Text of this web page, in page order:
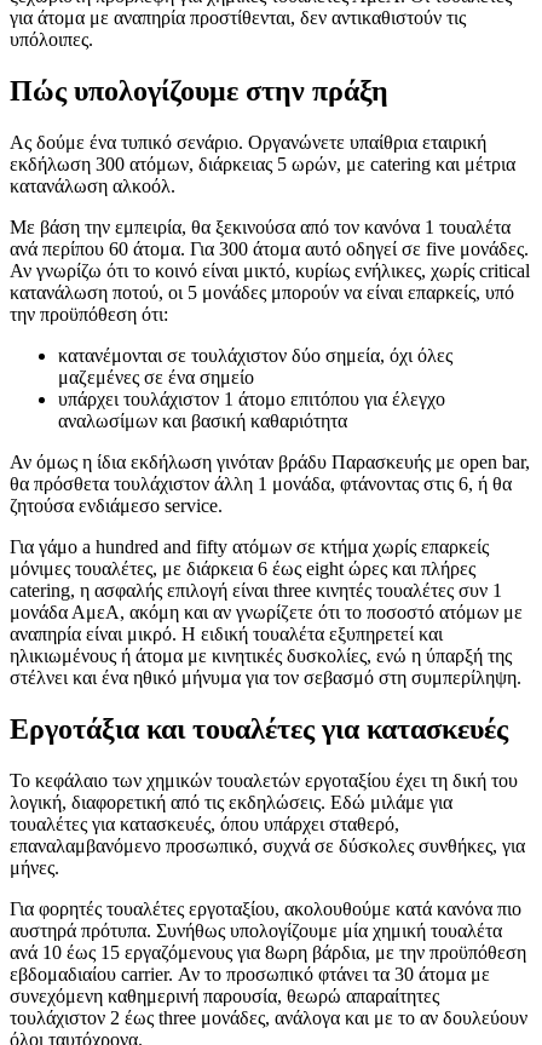
για άτομα με αναπηρία προστίθενται, δεν αντικαθιστούν τις
υπόλοιπες.
Πώς υπολογίζουμε στην πράξη
Ας δούμε ένα τυπικό σενάριο. Οργανώνετε υπαίθρια εταιρική
εκδήλωση 300 ατόμων, διάρκειας 5 ωρών, με catering και μέτρια
κατανάλωση αλκοόλ.
Με βάση την εμπειρία, θα ξεκινούσα από τον κανόνα 1 τουαλέτα
ανά περίπου 60 άτομα. Για 300 άτομα αυτό οδηγεί σε five μονάδες.
Αν γνωρίζω ότι το κοινό είναι μικτό, κυρίως ενήλικες, χωρίς critical
κατανάλωση ποτού, οι 5 μονάδες μπορούν να είναι επαρκείς, υπό
την προϋπόθεση ότι:
κατανέμονται σε τουλάχιστον δύο σημεία, όχι όλες
μαζεμένες σε ένα σημείο
υπάρχει τουλάχιστον 1 άτομο επιτόπου για έλεγχο
αναλωσίμων και βασική καθαριότητα
Αν όμως η ίδια εκδήλωση γινόταν βράδυ Παρασκευής με open bar,
θα πρόσθετα τουλάχιστον άλλη 1 μονάδα, φτάνοντας στις 6, ή θα
ζητούσα ενδιάμεσο service.
Για γάμο a hundred and fifty ατόμων σε κτήμα χωρίς επαρκείς
μόνιμες τουαλέτες, με διάρκεια 6 έως eight ώρες και πλήρες
catering, η ασφαλής επιλογή είναι three κινητές τουαλέτες συν 1
μονάδα ΑμεΑ, ακόμη και αν γνωρίζετε ότι το ποσοστό ατόμων με
αναπηρία είναι μικρό. Η ειδική τουαλέτα εξυπηρετεί και
ηλικιωμένους ή άτομα με κινητικές δυσκολίες, ενώ η ύπαρξή της
στέλνει και ένα ηθικό μήνυμα για τον σεβασμό στη συμπερίληψη.
Εργοτάξια και τουαλέτες για κατασκευές
Το κεφάλαιο των χημικών τουαλετών εργοταξίου έχει τη δική του
λογική, διαφορετική από τις εκδηλώσεις. Εδώ μιλάμε για
τουαλέτες για κατασκευές, όπου υπάρχει σταθερό,
επαναλαμβανόμενο προσωπικό, συχνά σε δύσκολες συνθήκες, για
μήνες.
Για φορητές τουαλέτες εργοταξίου, ακολουθούμε κατά κανόνα πιο
αυστηρά πρότυπα. Συνήθως υπολογίζουμε μία χημική τουαλέτα
ανά 10 έως 15 εργαζόμενους για 8ωρη βάρδια, με την προϋπόθεση
εβδομαδιαίου carrier. Αν το προσωπικό φτάνει τα 30 άτομα με
συνεχόμενη καθημερινή παρουσία, θεωρώ απαραίτητες
τουλάχιστον 2 έως three μονάδες, ανάλογα και με το αν δουλεύουν
όλοι ταυτόχρονα.